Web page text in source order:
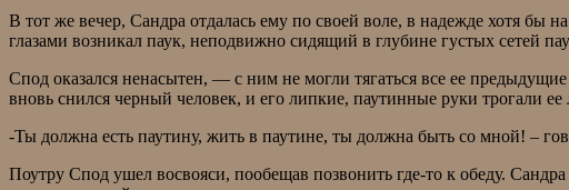
В тот же вечер, Сандра отдалась ему по своей воле, в надежде хотя бы
глазами возникал паук, неподвижно сидящий в глубине густых сетей
Спод оказался ненасытен, — с ним не могли тягаться все ее
вновь снился черный человек, и его липкие, паутинные руки трогали
-Ты должна есть паутину, жить в паутине, ты должна быть со мной! –
Поутру Спод ушел восвояси, пообещав позвонить где-то к обеду.